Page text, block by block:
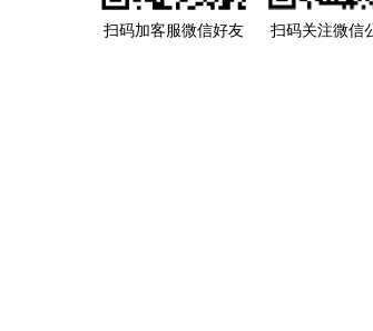
扫码加客服微信好友 扫码关注微信